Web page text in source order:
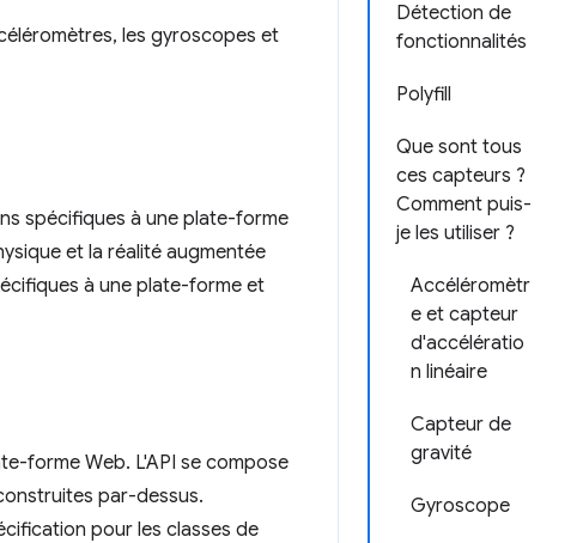
Détection de
fonctionnalités
Polyfill
Que sont tous
ces capteurs ?
Comment puis-
je les utiliser ?
Accéléromètr
e et capteur
d'accélératio
n linéaire
Capteur de
gravité
Gyroscope
les gyroscopes et
spécifiques à une plate-forme
et la réalité augmentée
à une plate-forme et
forme Web. L'API se compose
par-dessus.
pour les classes de